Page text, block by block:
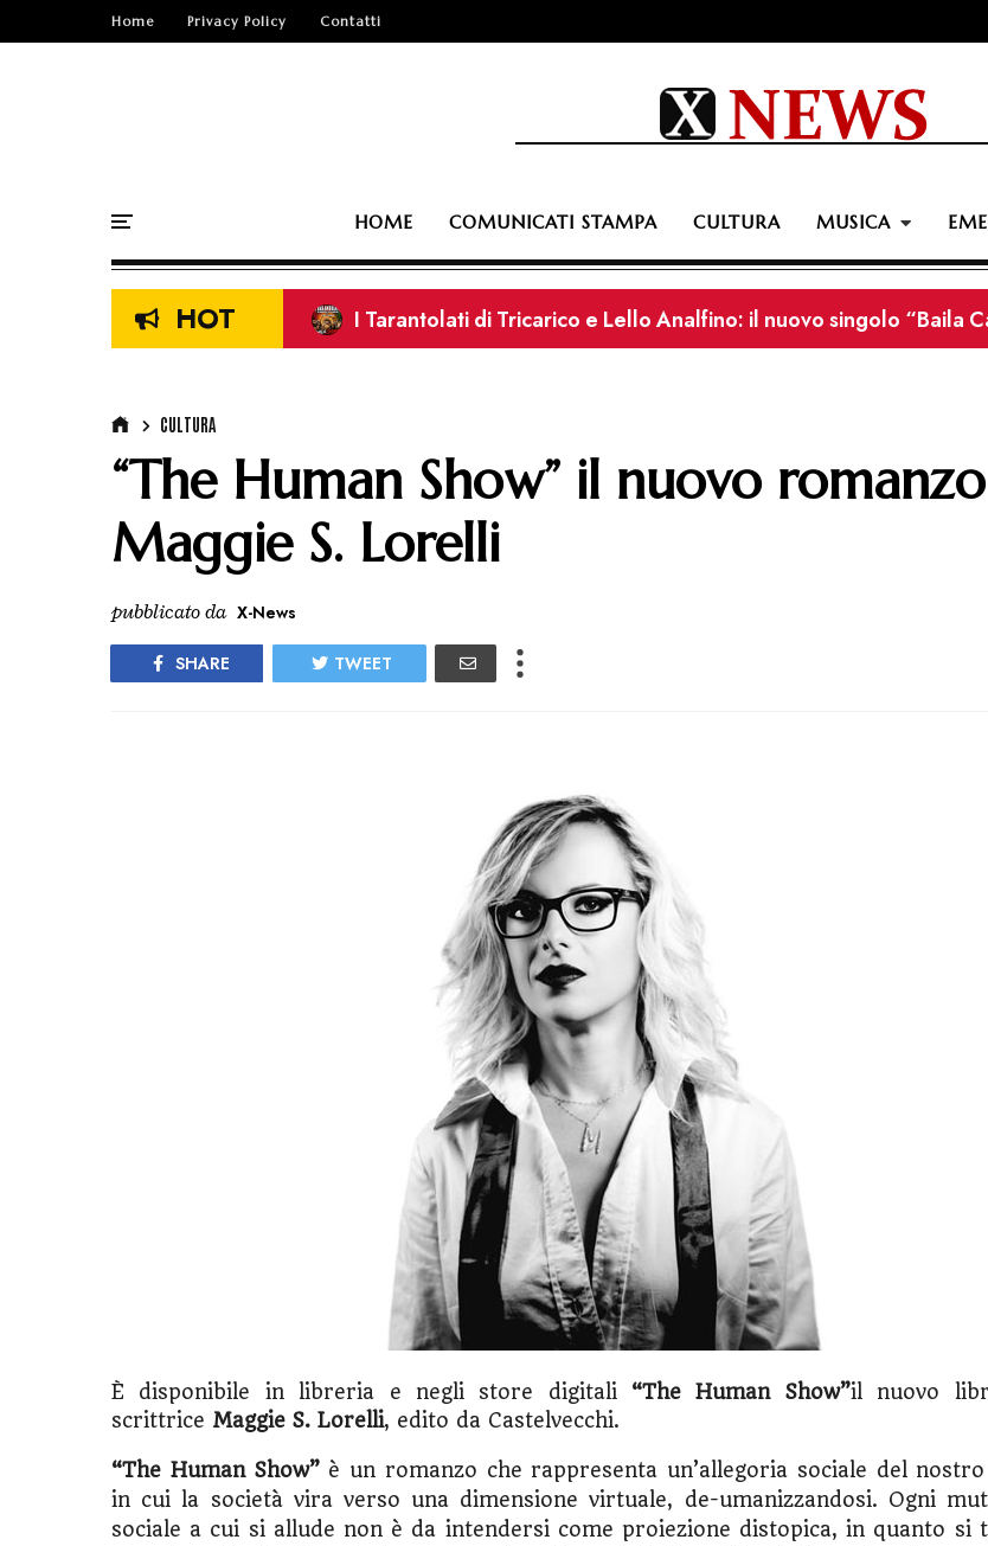
Home Privacy Policy Contatti
HOME COMUNICATI STAMPA CULTURA MUSICA
HOT I Tarantolati di Tricarico e Lello Analfino: il nuovo singolo “Baila
Erisu: è online il videoclip di “Ghost of Ninive”
CULTURA
“The Human Show” il nuovo
Maggie S. Lorelli
pubblicato da X-News
SHARE TWEET
È disponibile in libreria e negli store digitali “The Human Show”il nuovo
scrittrice Maggie S. Lorelli, edito da Castelvecchi.
“The Human Show”è un romanzo che rappresenta un’allegoria sociale del
in cui la società vira verso una dimensione virtuale, de-umanizzandosi. Ogni
sociale a cui si allude non è da intendersi come proiezione distopica, in quanto si